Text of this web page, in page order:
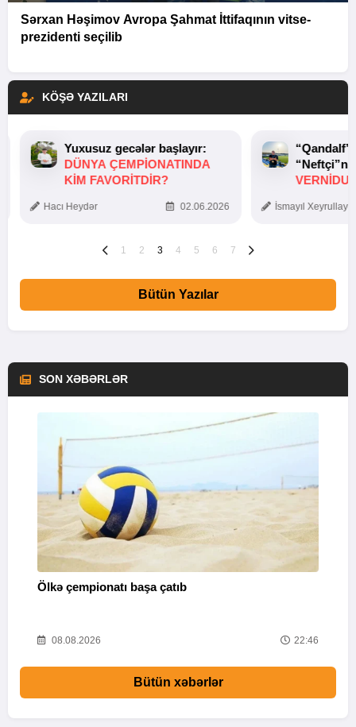
Sərxan Həşimov Avropa Şahmat İttifaqının vitse-
prezidenti seçilib
KÖŞƏ YAZILARI
Yuxusuz gecələr başlayır:
DÜNYA ÇEMPIONATINDA
KIM FAVORITDIR?
Hacı Heydər 02.06.2026 İsmayıl
1 2 3 4 5 6 7
Bütün Yazılar
SON XƏBƏRLƏR
Ölkə çempionatı başa çatıb
08.08.2026 22:46
Bütün xəbərlər